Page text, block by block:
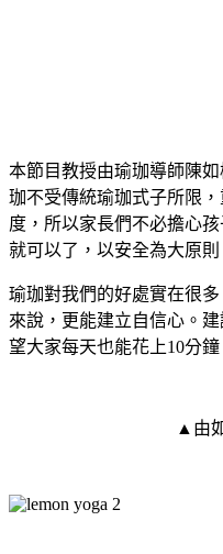
本節目教授由瑜珈導師陳
珈不受傳統瑜珈式子所限
度，所以家長們不必擔心
就可以了，以安全為大原則
瑜珈對我們的好處實在很
來說，更能建立自信心。
望大家每天也能花上10分
▲由